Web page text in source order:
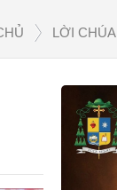
LỜI CHÚA